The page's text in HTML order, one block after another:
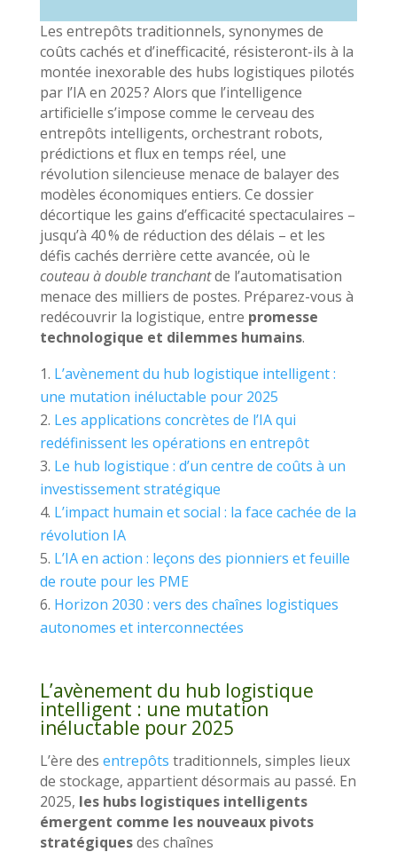
Les entrepôts traditionnels, synonymes de
coûts cachés et d’inefficacité, résisteront-ils à la
montée inexorable des hubs logistiques pilotés
par l’IA en 2025 ? Alors que l’intelligence
artificielle s’impose comme le cerveau des
entrepôts intelligents, orchestrant robots,
prédictions et flux en temps réel, une
révolution silencieuse menace de balayer des
modèles économiques entiers. Ce dossier
décortique les gains d’efficacité spectaculaires –
jusqu’à 40 % de réduction des délais – et les
défis cachés derrière cette avancée, où le
couteau à double tranchantde l’automatisation
menace des milliers de postes. Préparez-vous à
redécouvrir la logistique, entre promesse
technologique et dilemmes humains.
L’avènement du hub logistique intelligent :
une mutation inéluctable pour 2025
Les applications concrètes de l’IA qui
redéfinissent les opérations en entrepôt
Le hub logistique : d’un centre de coûts à un
investissement stratégique
L’impact humain et social : la face cachée de la
révolution IA
L’IA en action : leçons des pionniers et feuille
de route pour les PME
Horizon 2030 : vers des chaînes logistiques
autonomes et interconnectées
L’avènement du hub logistique
intelligent : une mutation
inéluctable pour 2025
L’ère des entrepôts traditionnels, simples lieux
de stockage, appartient désormais au passé. En
2025, les hubs logistiques intelligents
émergent comme les nouveaux pivots
stratégiquesdes chaînes